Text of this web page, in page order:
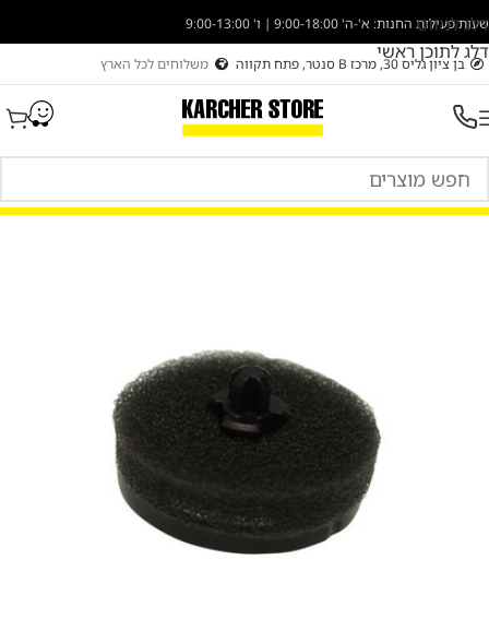
דלג לניווט
דלג לתוכן ראשי
שעות פעילות החנות: א'-ה' 9:00-18:00 | ו' 9:00-13:00
בן ציון גליס 30, מרכז B סנטר, פתח תקווה משלוחים לכל הארץ